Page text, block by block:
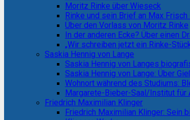
Moritz Rinke über Wieseck
Rinke und sein Brief an Max
Über den Vorlass von Moritz Rinke
In der anderen Ecke? Über einen
„Wir schreiben jetzt ein Rinke-
Saskia Hennig von Lange
Saskia Hennig von Langes
Saskia Hennig von Lange: Über
Wohnort während des Studiums:
Margarete-Bieber-Saal/Institut
Friedrich Maximilian Klinger
Friedrich Maximilian Klinger: Sein